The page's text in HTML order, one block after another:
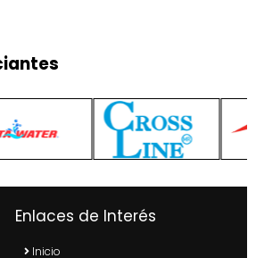
Enlaces de Interés
Inicio